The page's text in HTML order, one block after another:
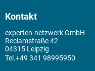
Kontakt
experten-netzwerk GmbH
Reclamstraße 42
04315 Leipzig
+49 341 98995950